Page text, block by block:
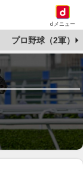
dメニュー
プロ野球（2軍）